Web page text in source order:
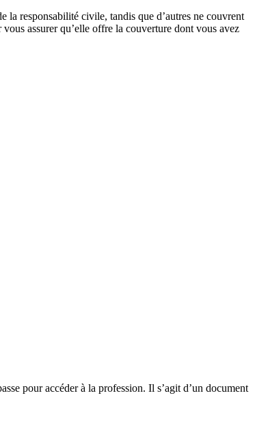
la responsabilité civile, tandis que d’autres ne couvrent
assurer qu’elle offre la couverture dont vous avez
pour accéder à la profession. Il s’agit d’un document